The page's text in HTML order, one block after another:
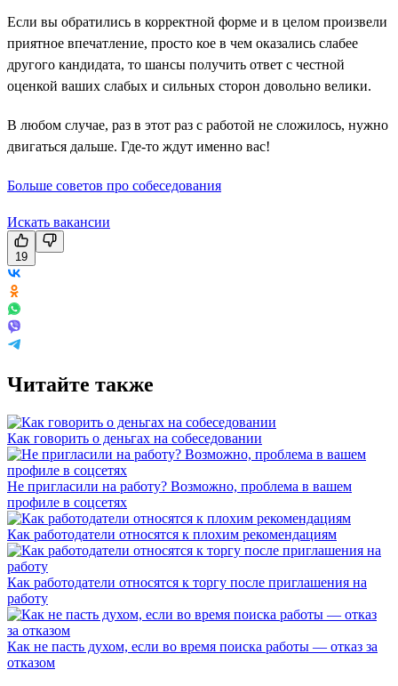
Если вы обратились в корректной форме и в целом произвели
приятное впечатление, просто кое в чем оказались слабее
другого кандидата, то шансы получить ответ с честной
оценкой ваших слабых и сильных сторон довольно велики.
В любом случае, раз в этот раз с работой не сложилось, нужно
двигаться дальше. Где-то ждут именно вас!
Больше советов про собеседования
Искать вакансии
19
Читайте также
Как говорить о деньгах на собеседовании
Не пригласили на работу? Возможно, проблема в вашем
профиле в соцсетях
Как работодатели относятся к плохим рекомендациям
Как работодатели относятся к торгу после приглашения на
работу
Как не пасть духом, если во время поиска работы — отказ за
отказом